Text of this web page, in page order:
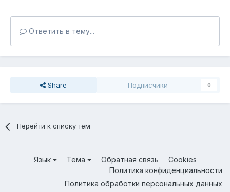
Ответить в тему...
Share Подписчики 0
Перейти к списку тем
Язык Тема Обратная связь
Cookies
Политика конфиденциальности
Политика обработки персональных данных